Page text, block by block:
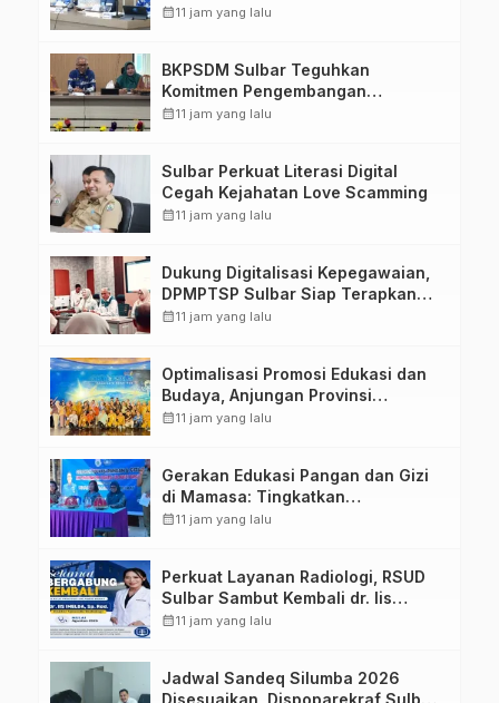
Upacara di Lapangan Ahmad
calendar_month11 jam yang lalu
BKPSDM Sulbar Teguhkan
Komitmen Pengembangan
Kompetensi ASN melalui
calendar_month11 jam yang lalu
Sulbar Perkuat Literasi Digital
Cegah Kejahatan Love Scamming
calendar_month11 jam yang lalu
Dukung Digitalisasi Kepegawaian,
DPMPTSP Sulbar Siap Terapkan
Aplikasi FLEKSI ASN
calendar_month11 jam yang lalu
Optimalisasi Promosi Edukasi dan
Budaya, Anjungan Provinsi
Sulawesi Barat Perkuat Kolaborasi
calendar_month11 jam yang lalu
Gerakan Edukasi Pangan dan Gizi
di Mamasa: Tingkatkan
Pengetahuan dan Keterampilan
calendar_month11 jam yang lalu
Perkuat Layanan Radiologi, RSUD
Sulbar Sambut Kembali dr. Iis
Imelda, Sp.Rad
calendar_month11 jam yang lalu
Jadwal Sandeq Silumba 2026
Disesuaikan, Dispoparekraf Sulbar